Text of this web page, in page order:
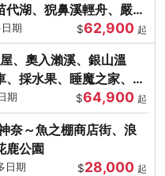
湖、猊鼻溪輕舟、嚴美
期 $62,900 起
、奧入瀨溪、銀山溫
採水果、睡魔之家、法
期 $64,900 起
奈～魚之棚商店街、浪
鹿公園
日期 $28,000 起